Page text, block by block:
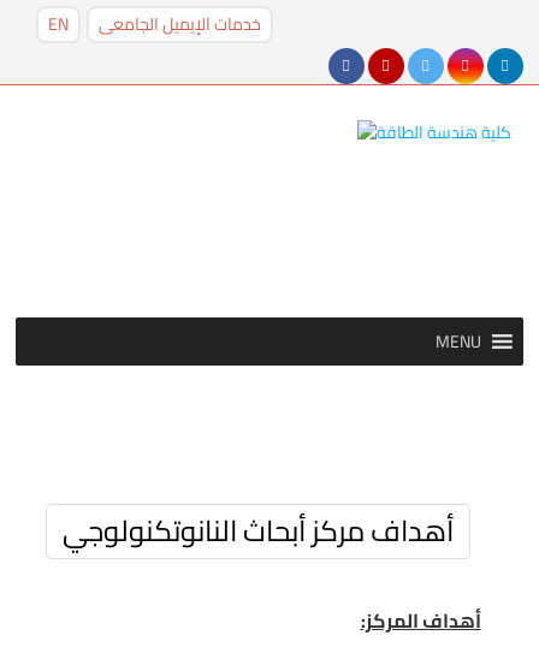
EN خدمات الإيميل الجامعى
MENU
أهداف مركز أبحاث النانوتكنولوجي
أهداف المركز: